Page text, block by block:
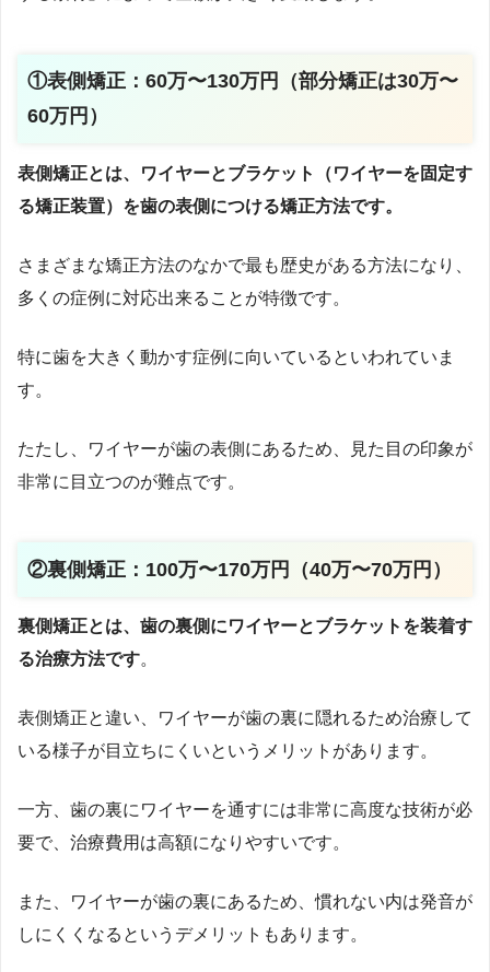
①表側矯正：60万〜130万円（部分矯正は30万〜
60万円）
表側矯正とは、ワイヤーとブラケット（ワイヤーを固定す
る矯正装置）を歯の表側につける矯正方法です。
さまざまな矯正方法のなかで最も歴史がある方法になり、
多くの症例に対応出来ることが特徴です。
特に歯を大きく動かす症例に向いているといわれていま
す。
たたし、ワイヤーが歯の表側にあるため、見た目の印象が
非常に目立つのが難点です。
②裏側矯正：100万〜170万円（40万〜70万円）
裏側矯正とは、歯の裏側にワイヤーとブラケットを装着す
る治療方法です。
表側矯正と違い、ワイヤーが歯の裏に隠れるため治療して
いる様子が目立ちにくいというメリットがあります。
一方、歯の裏にワイヤーを通すには非常に高度な技術が必
要で、治療費用は高額になりやすいです。
また、ワイヤーが歯の裏にあるため、慣れない内は発音が
しにくくなるというデメリットもあります。